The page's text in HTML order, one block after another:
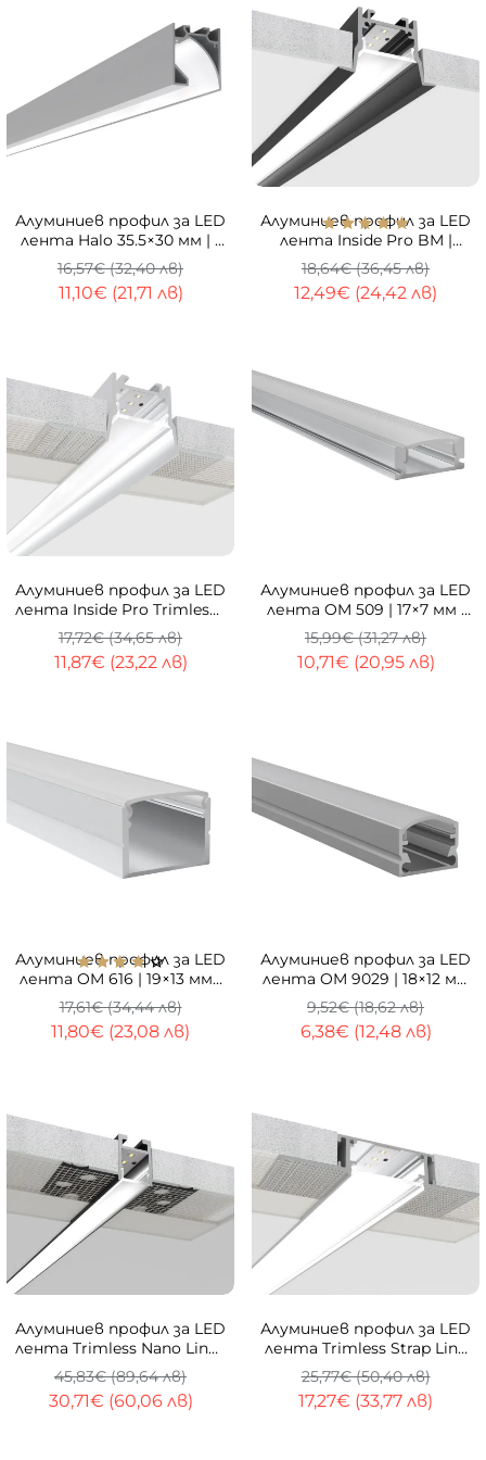
Алуминиев профил за LED
лента Halo 35.5×30 мм | 1
метър | Открит
монтаж | Елоксиран
11,10€ (21,71 лв)
16,57€ (32,40 лв)
Алуминиев профил за LED
лента Inside Pro BM |
38×26 мм | За вграждане |
1 метър
12,49€ (24,42 лв)
18,64€ (36,45 лв)
Алуминиев профил за LED
лента Inside Pro Trimless |
69×28 мм | Безрамков
монтаж в гипсокартон |
1 метър
11,87€ (23,22 лв)
17,72€ (34,65 лв)
Алуминиев профил за LED
лента OM 509 | 17×7 мм |
3 метра | OPAL дифузер
10,71€ (20,95 лв)
15,99€ (31,27 лв)
Алуминиев профил за LED
лента OM 616 | 19×13 мм |
3 метра | OPAL дифузер
11,80€ (23,08 лв)
17,61€ (34,44 лв)
Алуминиев профил за LED
лента OM 9029 | 18×12 мм
| Овален капак | 1 метър
6,38€ (12,48 лв)
9,52€ (18,62 лв)
Алуминиев профил за LED
лента Trimless Nano Line |
53×18,5 мм | Безрамков
монтаж в гипсокартон |
2 метра
30,71€ (60,06 лв)
45,83€ (89,64 лв)
Алуминиев профил за LED
лента Trimless Strap Line
PRO | 76×15 мм | Вграден
монтаж | 1 метър
17,27€ (33,77 лв)
25,77€ (50,40 лв)